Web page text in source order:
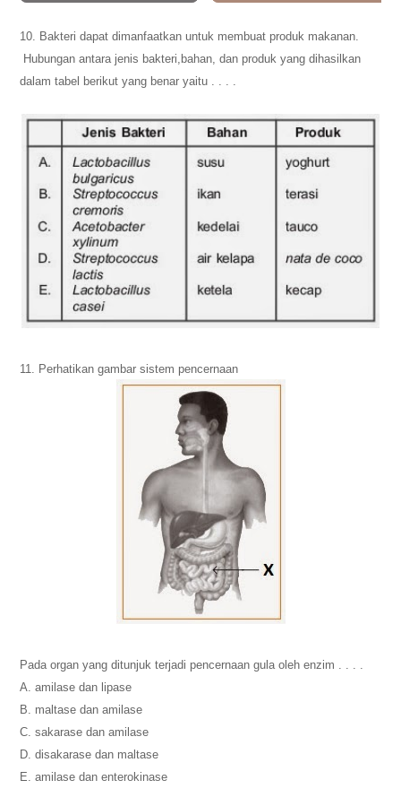
10. Bakteri dapat dimanfaatkan untuk membuat produk makanan.
Hubungan antara jenis bakteri, bahan, dan produk yang dihasilkan
dalam tabel berikut yang benar yaitu . . . .
11. Perhatikan gambar sistem pencernaan
Pada organ yang ditunjuk terjadi pencernaan gula oleh enzim . . . .
A. amilase dan lipase
B. maltase dan amilase
C. sakarase dan amilase
D. disakarase dan maltase
E. amilase dan enterokinase